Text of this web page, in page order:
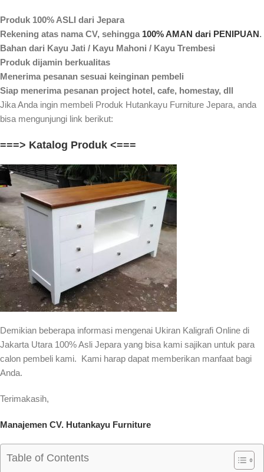
Produk 100% ASLI dari Jepara
Rekening atas nama CV, sehingga 100% AMAN dari PENIPUAN.
Bahan dari Kayu Jati / Kayu Mahoni / Kayu Trembesi
Produk dijamin berkualitas
Menerima pesanan sesuai keinginan pembeli
Siap menerima pesanan project hotel, cafe, homestay, dll
Jika Anda ingin membeli Produk Hutankayu Furniture Jepara, anda
bisa mengunjungi link berikut:
===> Katalog Produk <===
Demikian beberapa informasi mengenai Ukiran Kaligrafi Online di
Jakarta Utara 100% Asli Jepara yang bisa kami sajikan untuk para
calon pembeli kami. Kami harap dapat memberikan manfaat bagi
Anda.
Terimakasih,
Manajemen CV. Hutankayu Furniture
Table of Contents